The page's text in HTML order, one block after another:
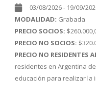
03/08/2026 - 19/09/
MODALIDAD: Grabada
PRECIO SOCIOS:
PRECIO NO SOCIOS:
PRECIO NO RESIDENTES
residentes en Argentina
educación para realizar la